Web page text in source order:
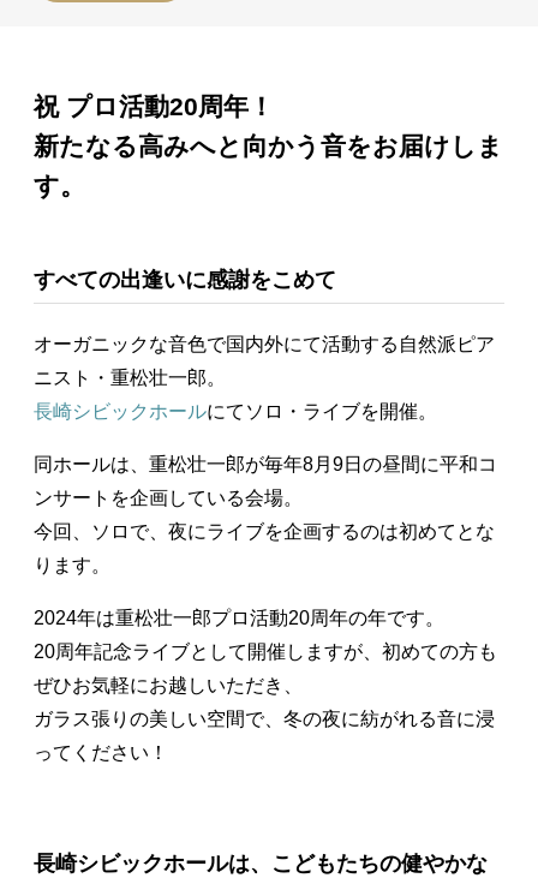
祝 プロ活動20周年！
新たなる高みへと向かう音をお届けしま
す。
すべての出逢いに感謝をこめて
オーガニックな音色で国内外にて活動する自然派ピア
ニスト・重松壮一郎。
長崎シビックホールにてソロ・ライブを開催。
同ホールは、重松壮一郎が毎年8月9日の昼間に平和コ
ンサートを企画している会場。
今回、ソロで、夜にライブを企画するのは初めてとな
ります。
2024年は重松壮一郎プロ活動20周年の年です。
20周年記念ライブとして開催しますが、初めての方も
ぜひお気軽にお越しいただき、
ガラス張りの美しい空間で、冬の夜に紡がれる音に浸
ってください！
長崎シビックホールは、こどもたちの健やかな